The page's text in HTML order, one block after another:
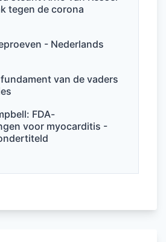
tegen de corona
- Nederlands
van de vaders
FDA-
voor myocarditis -